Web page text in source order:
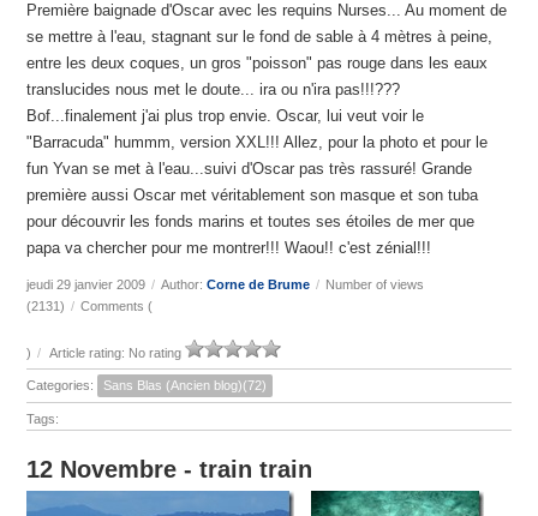
Première baignade d'Oscar avec les requins Nurses... Au moment de
se mettre à l'eau, stagnant sur le fond de sable à 4 mètres à peine,
entre les deux coques, un gros "poisson" pas rouge dans les eaux
translucides nous met le doute... ira ou n'ira pas!!!???
Bof...finalement j'ai plus trop envie. Oscar, lui veut voir le
"Barracuda" hummm, version XXL!!! Allez, pour la photo et pour le
fun Yvan se met à l'eau...suivi d'Oscar pas très rassuré! Grande
première aussi Oscar met véritablement son masque et son tuba
pour découvrir les fonds marins et toutes ses étoiles de mer que
papa va chercher pour me montrer!!! Waou!! c'est zénial!!!
jeudi 29 janvier 2009 / Author:Corne de Brume / Number of views
(2131) / Comments (
) / Article rating: No rating
Categories: Sans Blas (Ancien blog)(72)
Tags:
12 Novembre - train train